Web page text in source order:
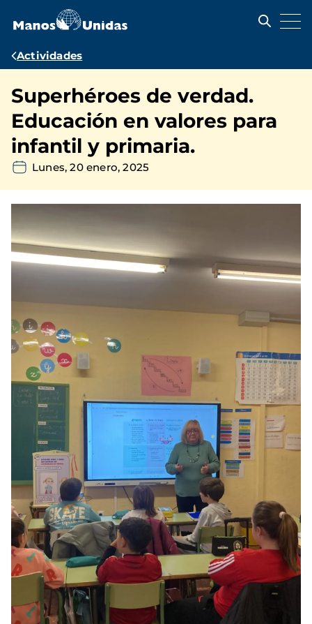
contenido
Ruta
navegación
Actividades
Superhéroes de verdad.
Educación en valores para
infantil y primaria.
Lunes, 20 enero, 2025